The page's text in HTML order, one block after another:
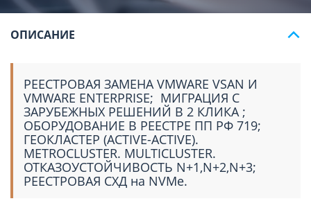
ОПИСАНИЕ
РЕЕСТРОВАЯ ЗАМЕНА VMWARE VSAN И
VMWARE ENTERPRISE; МИГРАЦИЯ С
ЗАРУБЕЖНЫХ РЕШЕНИЙ В 2 КЛИКА ;
ОБОРУДОВАНИЕ В РЕЕСТРЕ ПП РФ 719;
ГЕОКЛАСТЕР (ACTIVE-ACTIVE).
METROCLUSTER. MULTICLUSTER.
ОТКАЗОУСТОЙЧИВОСТЬ N+1,N+2,N+3;
РЕЕСТРОВАЯ СХД на NVMe.